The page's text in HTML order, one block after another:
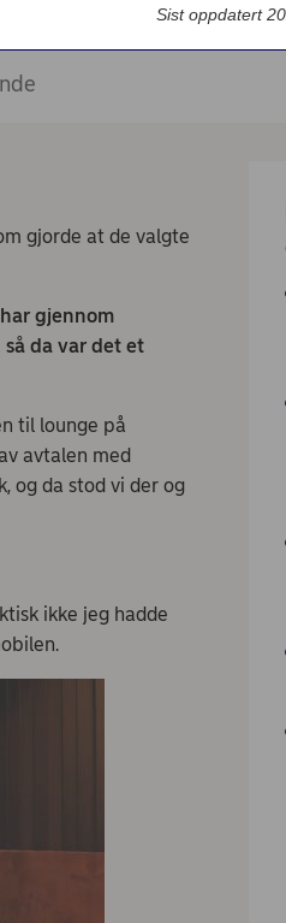
gjorde at de valgte
gjennom
da var det et
til lounge på
avtalen med
og da stod vi der og
ikke jeg hadde
Sist oppdatert